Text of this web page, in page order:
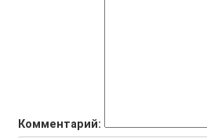
Комментарий: